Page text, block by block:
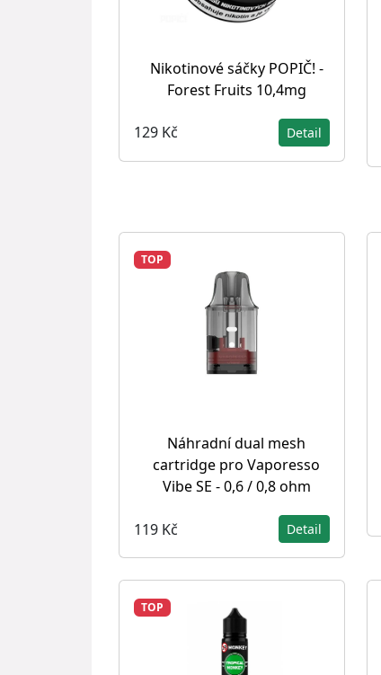
Nikotinové sáčky POPIČ! -
Forest Fruits 10,4mg
129 Kč Detail
TOP
Náhradní dual mesh
cartridge pro Vaporesso
Vibe SE - 0,6 / 0,8 ohm
119 Kč Detail
TOP